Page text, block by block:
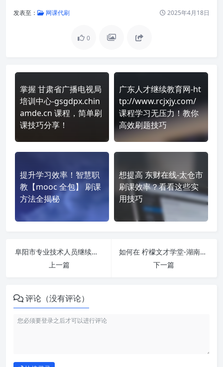
发表至： 网课代刷 2025年4月18日
0
掌握 甘肃省广播电视局
培训中心-gsgdpx.chin
amde.cn 课程，简单刷
课技巧分享！
广东人才继续教育网-ht
tp://www.rcjxjy.com/
课程学习无压力！教你
高效刷题技巧
提升学习效率！智慧职
教【mooc 全包】 刷课
方法全揭秘
想提高 东财在线-太仓市
刷课效率？看看这些实
用技巧
阜阳市专业技术人员继续教育远程培训平台 https://fuyang.huilearning.com/ 课程学习无压力！教你高效刷题技巧
上一篇
如何在 柠檬文才学堂-湖南文理学院 https://edu.wencaischool.net/hnwlxy/console/ 平台快速完成学习任务？
下一篇
评论（没有评论）